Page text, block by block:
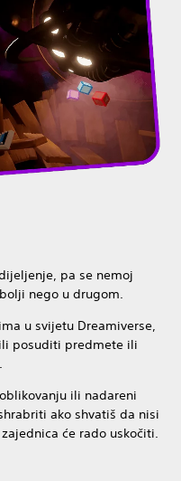
pa se nemoj
nego u drugom.
u svijetu Dreamiverse,
posuditi predmete ili
ili nadareni
ako shvatiš da nisi
će rado uskočiti.